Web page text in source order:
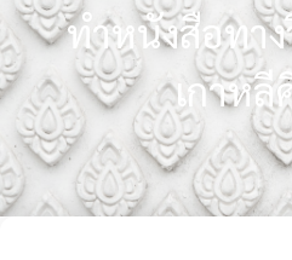
ทำหนังสือทา
เกาห